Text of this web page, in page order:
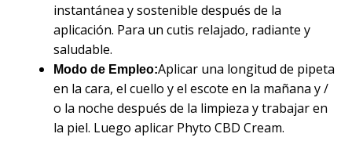
instantánea y sostenible después de la
aplicación. Para un cutis relajado, radiante y
saludable.
Modo de Empleo:Aplicar una longitud de pipeta
en la cara, el cuello y el escote en la mañana y /
o la noche después de la limpieza y trabajar en
la piel. Luego aplicar Phyto CBD Cream.